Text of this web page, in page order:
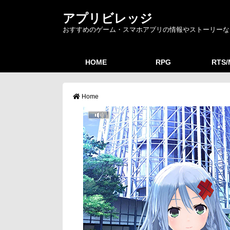
アプリビレッジ
おすすめのゲーム・スマホアプリの情報やストーリー
HOME RPG
Home